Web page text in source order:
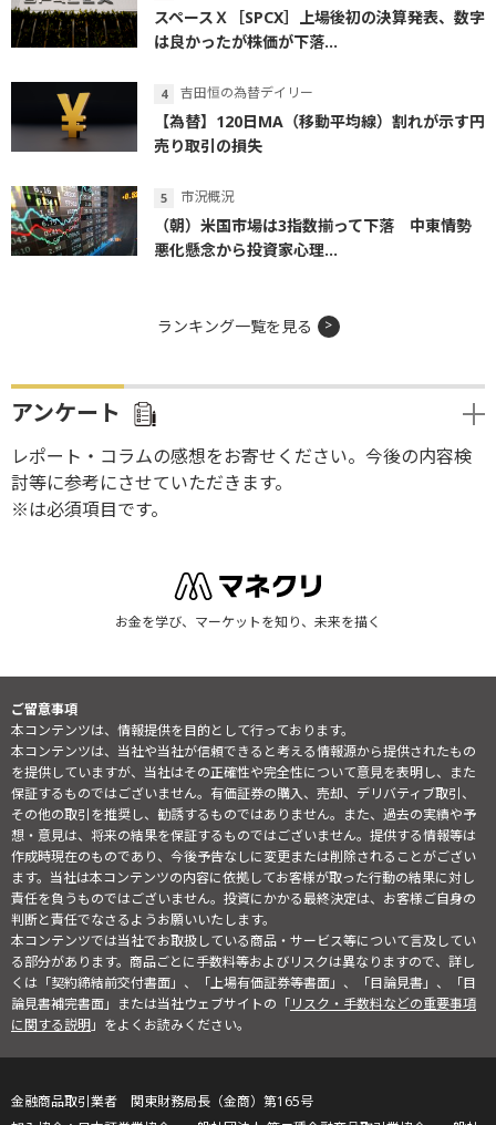
スペースＸ［SPCX］上場後初の決算発表、数字
は良かったが株価が下落...
吉田恒の為替デイリー
【為替】120日MA（移動平均線）割れが示す円
売り取引の損失
市況概況
（朝）米国市場は3指数揃って下落 中東情勢
悪化懸念から投資家心理...
ランキング一覧を見る
アンケート
レポート・コラムの感想をお寄せください。今後の内容検
討等に参考にさせていただきます。
※は必須項目です。
お金を学び、マーケットを知り、未来を描く
ご留意事項
本コンテンツは、情報提供を目的として行っております。
本コンテンツは、当社や当社が信頼できると考える情報源から提供されたもの
を提供していますが、当社はその正確性や完全性について意見を表明し、また
保証するものではございません。有価証券の購入、売却、デリバティブ取引、
その他の取引を推奨し、勧誘するものではありません。また、過去の実績や予
想・意見は、将来の結果を保証するものではございません。提供する情報等は
作成時現在のものであり、今後予告なしに変更または削除されることがござい
ます。当社は本コンテンツの内容に依拠してお客様が取った行動の結果に対し
責任を負うものではございません。投資にかかる最終決定は、お客様ご自身の
判断と責任でなさるようお願いいたします。
本コンテンツでは当社でお取扱している商品・サービス等について言及してい
る部分があります。商品ごとに手数料等およびリスクは異なりますので、詳し
くは「契約締結前交付書面」、「上場有価証券等書面」、「目論見書」、「目
論見書補完書面」または当社ウェブサイトの「リスク・手数料などの重要事項
に関する説明」をよくお読みください。
金融商品取引業者 関東財務局長（金商）第165号